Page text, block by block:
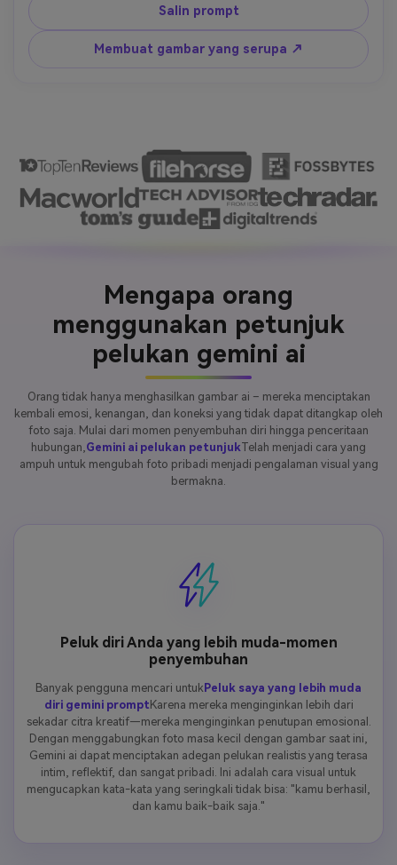
dan tulus. Pencahayaan lembut suasana nyaman
kedalaman lapangan lembut gaya fotografi fotorealistis
tidak ada kartun tidak ada ilustrasi tidak ada efek buatan.
Salin prompt
Membuat gambar yang serupa ↗
Mengapa orang
menggunakan petunjuk
pelukan gemini ai
Orang tidak hanya menghasilkan gambar ai – mereka menciptakan
kembali emosi, kenangan, dan koneksi yang tidak dapat ditangkap oleh
foto saja. Mulai dari momen penyembuhan diri hingga penceritaan
hubungan,Gemini ai pelukan petunjukTelah menjadi cara yang
ampuh untuk mengubah foto pribadi menjadi pengalaman visual yang
bermakna.
Peluk diri Anda yang lebih muda-momen
penyembuhan
Banyak pengguna mencari untuk Peluk saya yang lebih muda
diri gemini prompt Karena mereka menginginkan lebih dari
sekadar citra kreatif—mereka menginginkan penutupan emosional.
Dengan menggabungkan foto masa kecil dengan gambar saat ini,
Gemini ai dapat menciptakan adegan pelukan realistis yang terasa
intim, reflektif, dan sangat pribadi. Ini adalah cara visual untuk
mengucapkan kata-kata yang seringkali tidak bisa: "kamu berhasil,
dan kamu baik-baik saja."